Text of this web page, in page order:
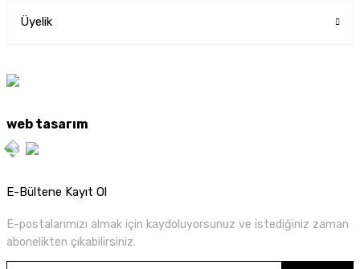
Üyelik
web tasarım
E-Bültene Kayıt Ol
E-postalarımızı almak için kaydoluyorsunuz ve istediğiniz zaman
abonelikten çıkabilirsiniz.